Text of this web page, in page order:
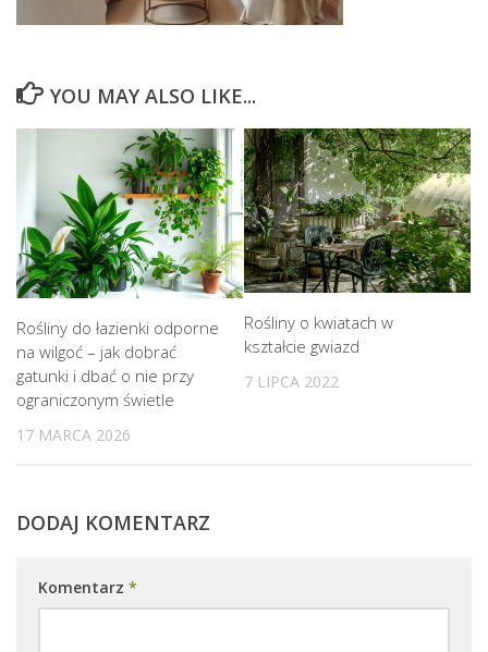
YOU MAY ALSO LIKE...
Rośliny do łazienki odporne
na wilgoć – jak dobrać
gatunki i dbać o nie przy
ograniczonym świetle
17 MARCA 2026
Rośliny o kwiatach w
kształcie gwiazd
7 LIPCA 2022
DODAJ KOMENTARZ
Komentarz *